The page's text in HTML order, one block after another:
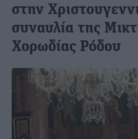
στην
συναυλία της
Χορωδίας Ρόδου